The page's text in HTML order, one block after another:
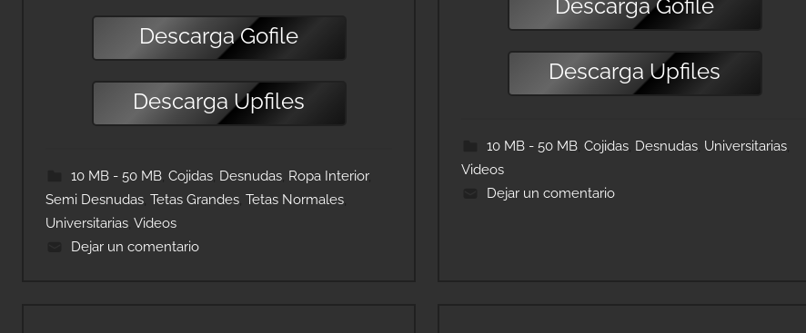
DescargaGofile
DescargaUpfiles
10 MB - 50 MB, Cojidas, Desnudas, Ropa Interior,
Semi Desnudas Tetas Grandes Tetas Normales
Universitarias Videos
Dejar un comentario
DescargaGofile
DescargaUpfiles
10 MB - 50 MB, Cojidas, Desnudas, Universitarias,
Videos
Dejar un comentario